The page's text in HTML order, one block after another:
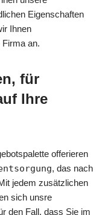
Eigenschaften
Ihnen
an.
für
Ihre
offerieren
, das nach
jedem zusätzlichen
sich unsre
den Fall, dass Sie im